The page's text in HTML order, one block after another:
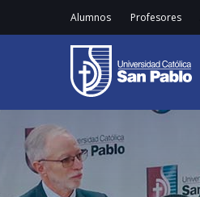
Alumnos Profesores